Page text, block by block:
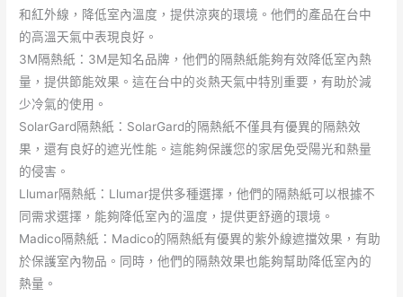
和紅外線，降低室內溫度，提供涼爽的環境。他們的產品在台中
的高溫天氣中表現良好。
3M隔熱紙：3M是知名品牌，他們的隔熱紙能夠有效降低室內熱
量，提供節能效果。這在台中的炎熱天氣中特別重要，有助於減
少冷氣的使用。
SolarGard隔熱紙：SolarGard的隔熱紙不僅具有優異的隔熱效
果，還有良好的遮光性能。這能夠保護您的家居免受陽光和熱量
的侵害。
Llumar隔熱紙：Llumar提供多種選擇，他們的隔熱紙可以根據不
同需求選擇，能夠降低室內的溫度，提供更舒適的環境。
Madico隔熱紙：Madico的隔熱紙有優異的紫外線遮擋效果，有助
於保護室內物品。同時，他們的隔熱效果也能夠幫助降低室內的
熱量。